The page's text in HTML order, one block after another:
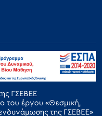
ΓΣΕΒΕΕ
του έργου «Θεσμική,
ενδυνάμωσης της ΓΣΕΒΕΕ»